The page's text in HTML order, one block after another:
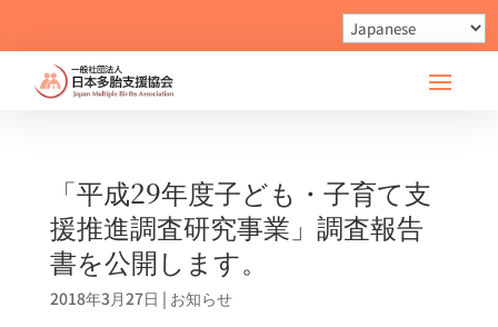
「平成29年度子ども・子育て支
援推進調査研究事業」調査報告
書を公開します。
2018年3月27日 | お知らせ